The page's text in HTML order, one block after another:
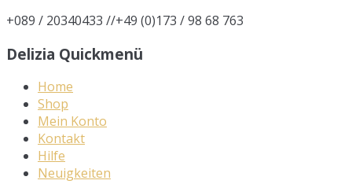
+089 / 20340433 //+49 (0)173 / 98 68 763
Delizia Quickmenü
Home
Shop
Mein Konto
Kontakt
Hilfe
Neuigkeiten